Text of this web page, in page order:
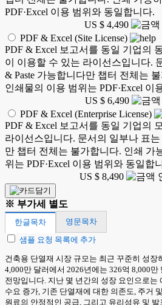
PDF·Excel 이용 범위와 동일합니다.
US $ 4,490
PDF & Excel (Site License)
PDF & Excel 보고서를 동일 기업의
이 이용할 수 있는 라이선스입니다.
& Paste 가능합니다만 챕터 전체는
인쇄물의 이용 범위는 PDF·Excel 이
US $ 6,490
PDF & Excel (Enterprise License)
PDF & Excel 보고서를 동일 기업의
라이선스입니다. 문서의 일부나 표는
만 챕터 전체는 불가합니다. 인쇄 가
위는 PDF·Excel 이용 범위와 동일합
US $ 8,490
※ 부가세 별도
한글목차
영문목차
샘플 요청 목록에 추가
건축용 단열재 시장 규모는 최근 꾸준히 성장
4,000만 달러에서 2026년에는 326억 8,000만
전망입니다. 지난 몇 년간의 성장 요인으로는
수요 증가, 기존 단열재에 대한 의존도, 주거
원료의 안정적인 공급, 그리고 유리섬유 및